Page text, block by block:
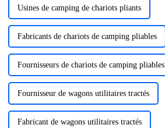
Usines de camping de chariots pliants
Fabricants de chariots de camping pliables
Fournisseurs de chariots de camping pliables
Fournisseur de wagons utilitaires tractés
Fabricant de wagons utilitaires tractés